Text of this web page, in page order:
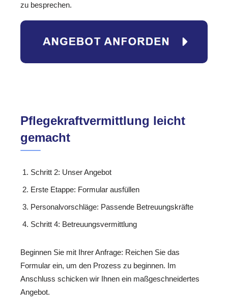
zu besprechen.
Pflegekraftvermittlung leicht
gemacht
Schritt 2: Unser Angebot
Erste Etappe: Formular ausfüllen
Personalvorschläge: Passende Betreuungskräfte
Schritt 4: Betreuungsvermittlung
Beginnen Sie mit Ihrer Anfrage: Reichen Sie das
Formular ein, um den Prozess zu beginnen. Im
Anschluss schicken wir Ihnen ein maßgeschneidertes
Angebot.